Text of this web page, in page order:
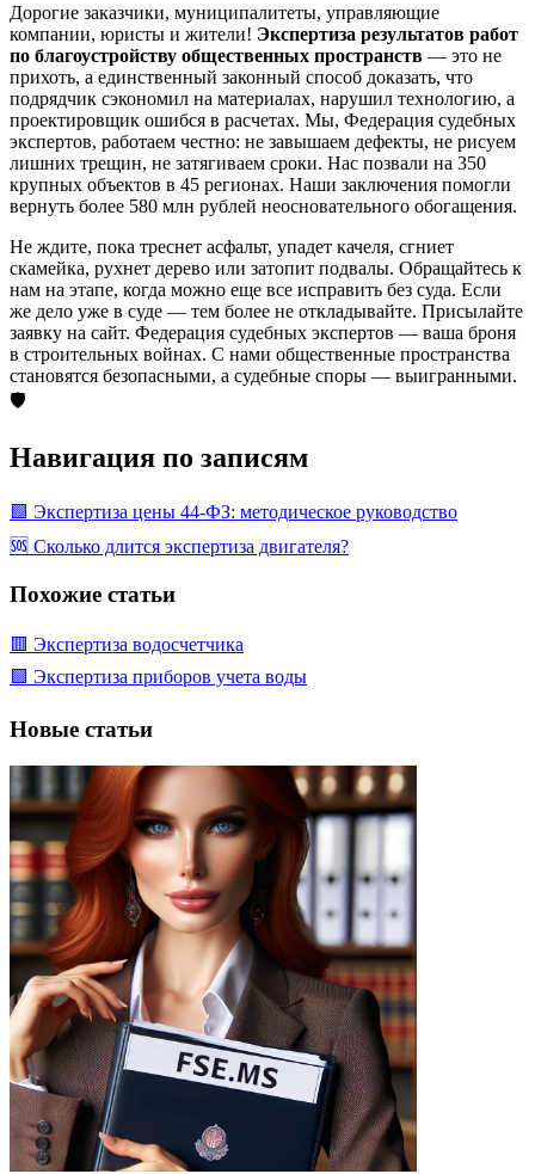
Дорогие заказчики, муниципалитеты, управляющие
компании, юристы и жители! Экспертиза результатов работ
по благоустройству общественных пространств — это не
прихоть, а единственный законный способ доказать, что
подрядчик сэкономил на материалах, нарушил технологию, а
проектировщик ошибся в расчетах. Мы, Федерация судебных
экспертов, работаем честно: не завышаем дефекты, не рисуем
лишних трещин, не затягиваем сроки. Нас позвали на 350
крупных объектов в 45 регионах. Наши заключения помогли
вернуть более 580 млн рублей неосновательного обогащения.
Не ждите, пока треснет асфальт, упадет качеля, сгниет
скамейка, рухнет дерево или затопит подвалы. Обращайтесь к
нам на этапе, когда можно еще все исправить без суда. Если
же дело уже в суде — тем более не откладывайте. Присылайте
заявку на сайт. Федерация судебных экспертов — ваша броня
в строительных войнах. С нами общественные пространства
становятся безопасными, а судебные споры — выигранными.
🛡️
Навигация по записям
🟩 Экспертиза цены 44-ФЗ: методическое руководство
🆘 Сколько длится экспертиза двигателя?
Похожие статьи
🟥 Экспертиза водосчетчика
🟩 Экспертиза приборов учета воды
Новые статьи